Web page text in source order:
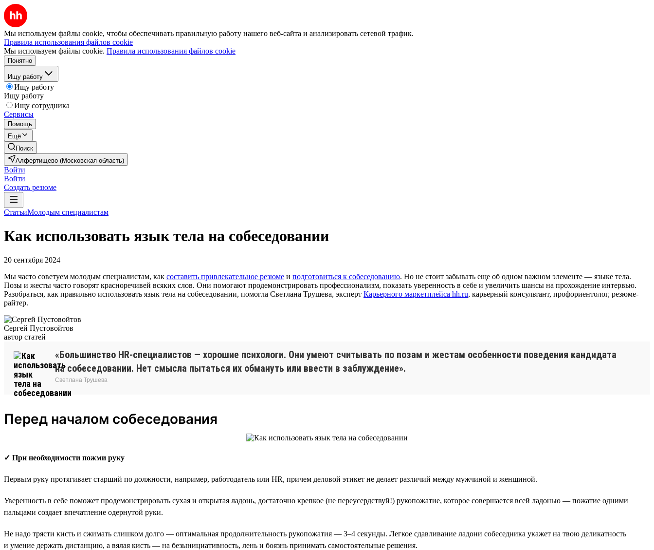
Мы используем файлы cookie, чтобы обеспечивать правильную работу нашего веб-сайта и анализировать сетевой трафик.
Правила использования файлов cookie
Мы используем файлы cookie. Правила использования файлов cookie
Понятно
Ищу работу
Ищу работу
Ищу работу
Ищу сотрудника
Сервисы
Помощь
Ещё
Поиск
Алфертищево (Московская область)
Войти
Войти
Создать резюме
СтатьиМолодым специалистам
Как использовать язык тела на собеседовании
20 сентября 2024
Мы часто советуем молодым специалистам, как составить привлекательное резюме и подготовиться к собеседованию. Но не стоит забывать еще об одном важном элементе — языке тела.
Позы и жесты часто говорят красноречивей всяких слов. Они помогают продемонстрировать профессионализм, показать уверенность в себе и увеличить шансы на прохождение интервью.
Разобраться, как правильно использовать язык тела на собеседовании, помогла Светлана Трушева, эксперт Карьерного маркетплейса hh.ru, карьерный консультант, профориентолог, резюме-
райтер.
Сергей Пустовойтов
автор статей
«Большинство HR-специалистов — хорошие психологи. Они умеют считывать по позам и жестам особенности поведения кандидата
на собеседовании. Нет смысла пытаться их обмануть или ввести в заблуждение».
Светлана Трушева
Перед началом собеседования
✓ При необходимости пожми руку
Первым руку протягивает старший по должности, например, работодатель или HR, причем деловой этикет не делает различий между мужчиной и женщиной.
Уверенность в себе поможет продемонстрировать сухая и открытая ладонь, достаточно крепкое (не переусердствуй!) рукопожатие, которое совершается всей ладонью — пожатие одними
пальцами создает впечатление одернутой руки.
Не надо трясти кисть и сжимать слишком долго — оптимальная продолжительность рукопожатия — 3–4 секунды. Легкое сдавливание ладони собеседника укажет на твою деликатность
и умение держать дистанцию, а вялая кисть — на безынициативность, лень и боязнь принимать самостоятельные решения.